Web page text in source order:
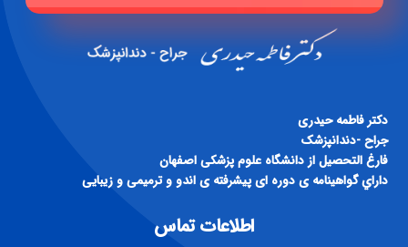
فارغ التحصيل از دانشگاه علوم پزشكی اصفهان
داراي گواهينامه ی دوره ای پيشرفته ی اندو و ترميمی و زيبايی
اطلاعات تماس
آدرس : اصفهان، خیابان رباط دوم (سید رضی)، بعد از تقاطع دوم، پلاک